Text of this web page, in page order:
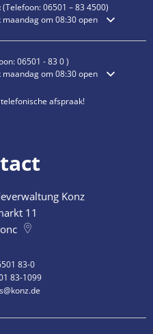
(Telefoon:06501 – 834500)
te verbergen
om 08:30 open
06501 - 83 0)
te verbergen
om 08:30 open
afspraak!
Konz
11
83-0
83-1099